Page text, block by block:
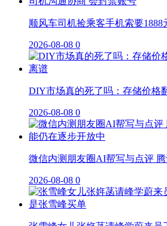
顺风车司机捡乘客手机索要1888
2026-08-08 0
DIY市场真的死了吗：存储价格
2026-08-08 0
微信内测朋友圈AI帮写与点评
2026-08-08 0